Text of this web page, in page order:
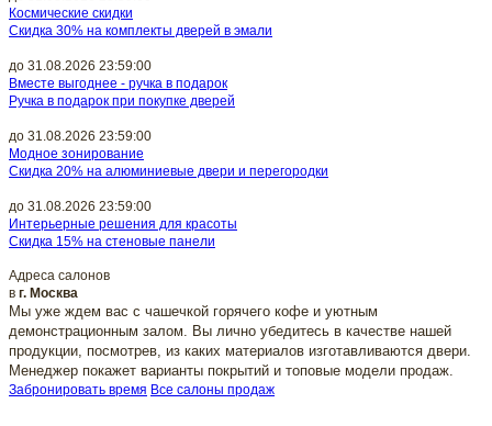
Космические скидки
Скидка 30% на комплекты дверей в эмали
до 31.08.2026 23:59:00
Вместе выгоднее - ручка в подарок
Ручка в подарок при покупке дверей
до 31.08.2026 23:59:00
Модное зонирование
Скидка 20% на алюминиевые двери и перегородки
до 31.08.2026 23:59:00
Интерьерные решения для красоты
Скидка 15% на стеновые панели
Адреса салонов
в г. Москва
Мы уже ждем вас с чашечкой горячего кофе и уютным
демонстрационным залом. Вы лично убедитесь в качестве нашей
продукции, посмотрев, из каких материалов изготавливаются двери.
Менеджер покажет варианты покрытий и топовые модели продаж.
Забронировать время Все салоны продаж